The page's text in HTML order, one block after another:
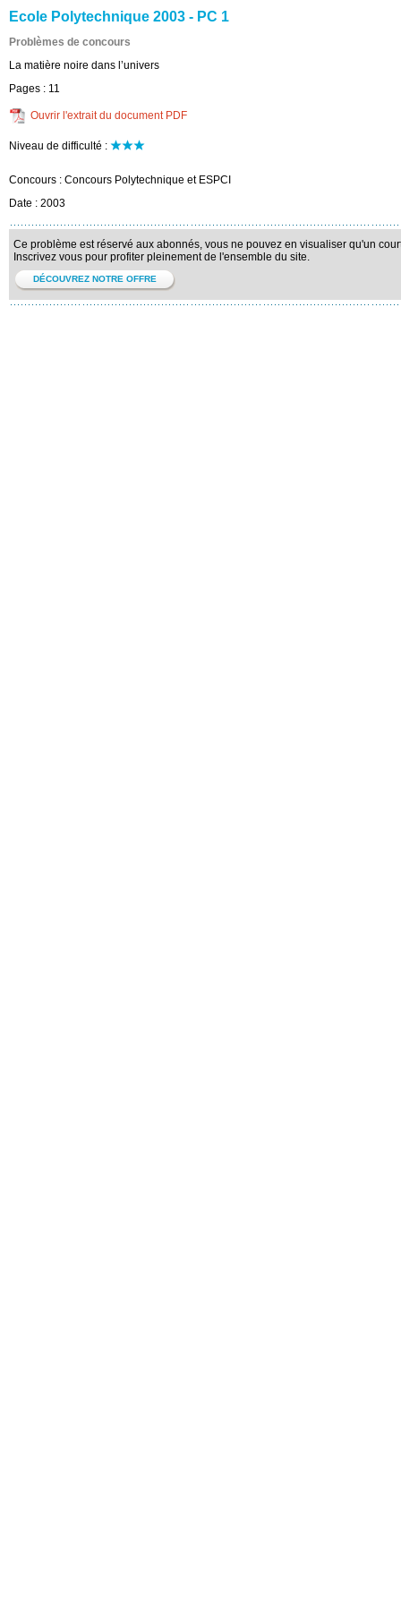
Ecole Polytechnique 2003 - PC 1
Problèmes de concours
La matière noire dans l’univers
Pages : 11
Ouvrir l'extrait du document PDF
Niveau de difficulté :
Concours : Concours Polytechnique et ESPCI
Date : 2003
Ce problème est réservé aux abonnés, vous ne pouvez en visualiser qu'un
Inscrivez vous pour profiter pleinement de l'ensemble du site.
DÉCOUVREZ NOTRE OFFRE